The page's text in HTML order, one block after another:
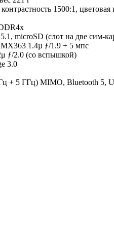
1500:1,
microSD (слот на две сим-
1.4µ ƒ/1.9 + 5 мпс
ƒ/2.0 (со вспышкой)
3.0
+ 5 ГГц) MIMO, Bluetooth 5,